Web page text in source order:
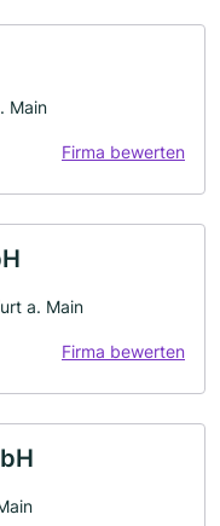
Main
Firma bewerten
a. Main
Firma bewerten